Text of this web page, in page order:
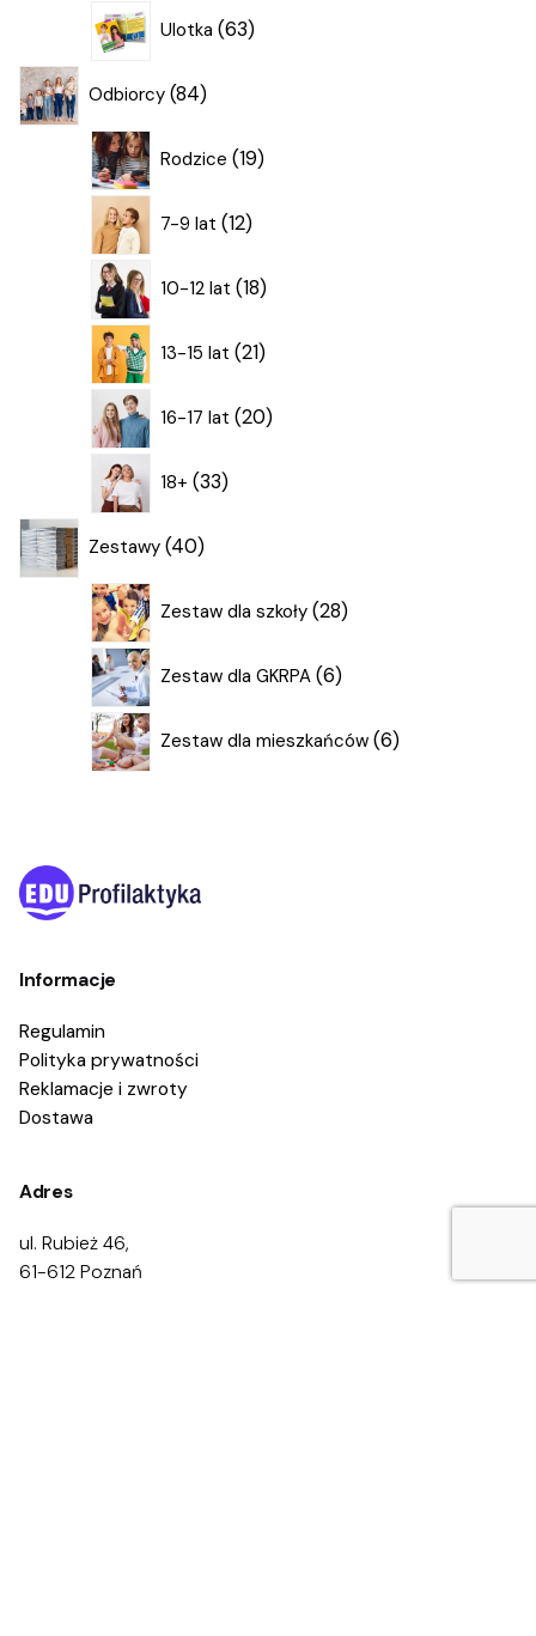
Ulotka 63
63
produkty
Odbiorcy 84
84
produkty
Rodzice 19
19
produktów
7-9 lat 12
12
produktów
10-12 lat 18
18
produktów
13-15 lat 21
21
produktów
16-17 lat 20
20
produktów
18+ 33
33
produkty
Zestawy 40
40
produktów
Zestaw dla szkoły 28
28
produktów
Zestaw dla GKRPA 6
6
produktów
Zestaw dla mieszkańców 6
6
produktów
Informacje
Regulamin
Polityka prywatności
Reklamacje i zwroty
Dostawa
Adres
ul. Rubież 46,
61-612 Poznań